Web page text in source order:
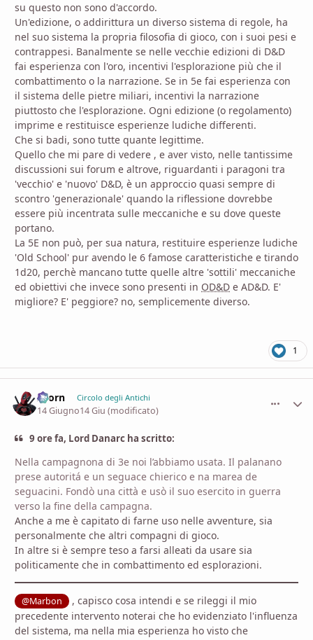
su questo non sono d'accordo.
Un'edizione, o addirittura un diverso sistema di regole, ha
nel suo sistema la propria filosofia di gioco, con i suoi pesi e
contrappesi. Banalmente se nelle vecchie edizioni di D&D
fai esperienza con l'oro, incentivi l'esplorazione più che il
combattimento o la narrazione. Se in 5e fai esperienza con
il sistema delle pietre miliari, incentivi la narrazione
piuttosto che l'esplorazione. Ogni edizione (o regolamento)
imprime e restituisce esperienze ludiche differenti.
Che si badi, sono tutte quante legittime.
Quello che mi pare di vedere , e aver visto, nelle tantissime
discussioni sui forum e altrove, riguardanti i paragoni tra
'vecchio' e 'nuovo' D&D, è un approccio quasi sempre di
scontro 'generazionale' quando la riflessione dovrebbe
essere più incentrata sulle meccaniche e su dove queste
portano.
La 5E non può, per sua natura, restituire esperienze ludiche
'Old School' pur avendo le 6 famose caratteristiche e tirando
1d20, perchè mancano tutte quelle altre 'sottili' meccaniche
ed obiettivi che invece sono presenti in OD&D e AD&D. E'
migliore? E' peggiore? no, semplicemente diverso.
1
Zaorn Circolo degli Antichi
14 Giugno14 Giu (modificato)
9 ore fa, Lord Danarc ha scritto:
Nella campagnona di 3e noi l’abbiamo usata. Il palanano
prese autoritá e un seguace chierico e na marea de
seguacini. Fondò una città e usò il suo esercito in guerra
verso la fine della campagna.
Anche a me è capitato di farne uso nelle avventure, sia
personalmente che altri compagni di gioco.
In altre si è sempre teso a farsi alleati da usare sia
politicamente che in combattimento ed esplorazioni.
@Marbon
, capisco cosa intendi e se rileggi il mio
precedente intervento noterai che ho evidenziato l'influenza
del sistema, ma nella mia esperienza ho visto che